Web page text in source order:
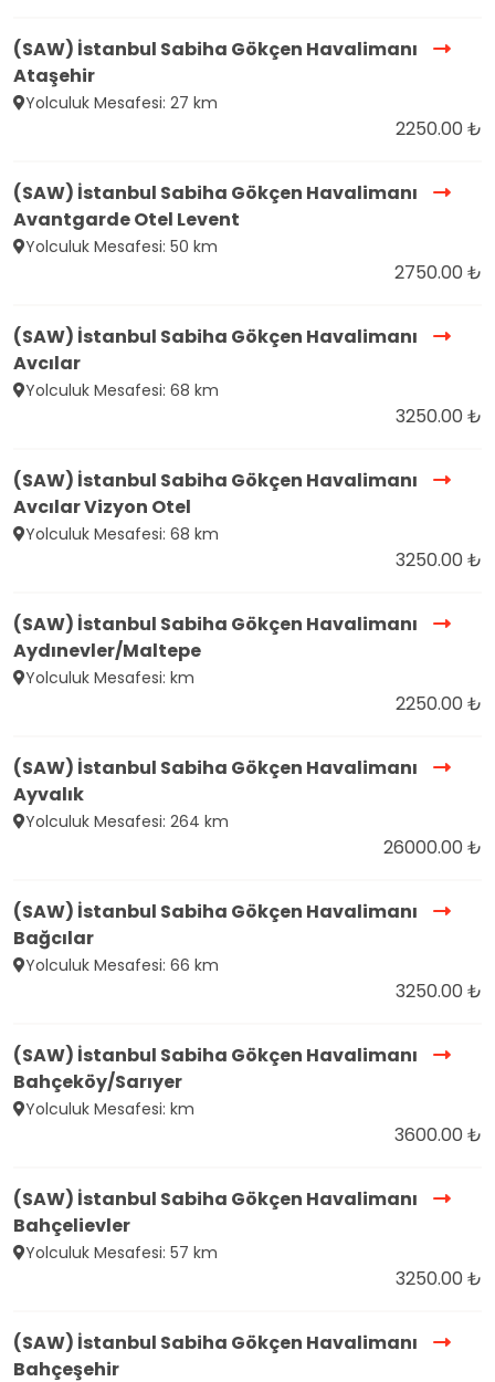
(SAW) İstanbul Sabiha Gökçen Havalimanı
Ataşehir
Yolculuk Mesafesi: 27 km
2250.00 ₺
(SAW) İstanbul Sabiha Gökçen Havalimanı
Avantgarde Otel Levent
Yolculuk Mesafesi: 50 km
2750.00 ₺
(SAW) İstanbul Sabiha Gökçen Havalimanı
Avcılar
Yolculuk Mesafesi: 68 km
3250.00 ₺
(SAW) İstanbul Sabiha Gökçen Havalimanı
Avcılar Vizyon Otel
Yolculuk Mesafesi: 68 km
3250.00 ₺
(SAW) İstanbul Sabiha Gökçen Havalimanı
Aydınevler/Maltepe
Yolculuk Mesafesi: km
2250.00 ₺
(SAW) İstanbul Sabiha Gökçen Havalimanı
Ayvalık
Yolculuk Mesafesi: 264 km
26000.00 ₺
(SAW) İstanbul Sabiha Gökçen Havalimanı
Bağcılar
Yolculuk Mesafesi: 66 km
3250.00 ₺
(SAW) İstanbul Sabiha Gökçen Havalimanı
Bahçeköy/Sarıyer
Yolculuk Mesafesi: km
3600.00 ₺
(SAW) İstanbul Sabiha Gökçen Havalimanı
Bahçelievler
Yolculuk Mesafesi: 57 km
3250.00 ₺
(SAW) İstanbul Sabiha Gökçen Havalimanı
Bahçeşehir